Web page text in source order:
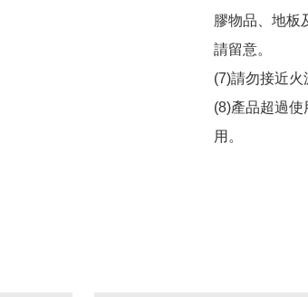
膠物品、地板
請留意。
(7)請勿接近火
(8)產品超過